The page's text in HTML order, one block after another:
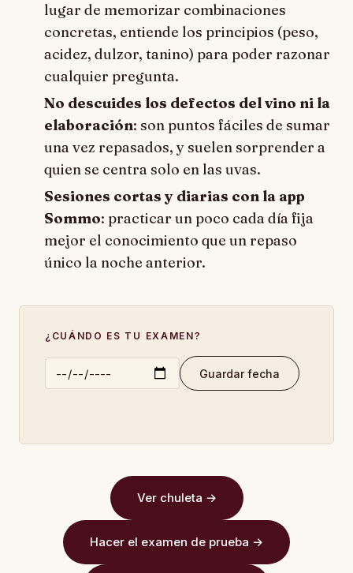
lugar de memorizar combinaciones
concretas, entiende los principios (peso,
acidez, dulzor, tanino) para poder razonar
cualquier pregunta.
No descuides los defectos del vino ni la
elaboración: son puntos fáciles de sumar
una vez repasados, y suelen sorprender a
quien se centra solo en las uvas.
Sesiones cortas y diarias con la app
Sommo: practicar un poco cada día fija
mejor el conocimiento que un repaso
único la noche anterior.
¿CUÁNDO ES TU EXAMEN?
Guardar fecha
Ver chuleta →
Hacer el examen de prueba →